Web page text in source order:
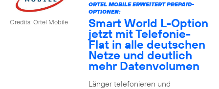
Credits: Ortel Mobile
ORTEL MOBILE ERWEITERT PREPAID-
OPTIONEN:
Smart World L-Option
jetzt mit Telefonie-
Flat in alle deutschen
Netze und deutlich
mehr Datenvolumen
Länger telefonieren und